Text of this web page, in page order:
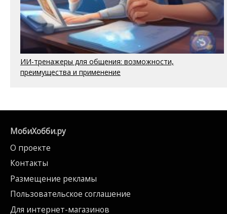
ИИ-тренажеры для общения: возможности,
преимущества и применение
МобиХобби.ру
О проекте
Контакты
Размещение рекламы
Пользовательское соглашение
Для интернет-магазинов